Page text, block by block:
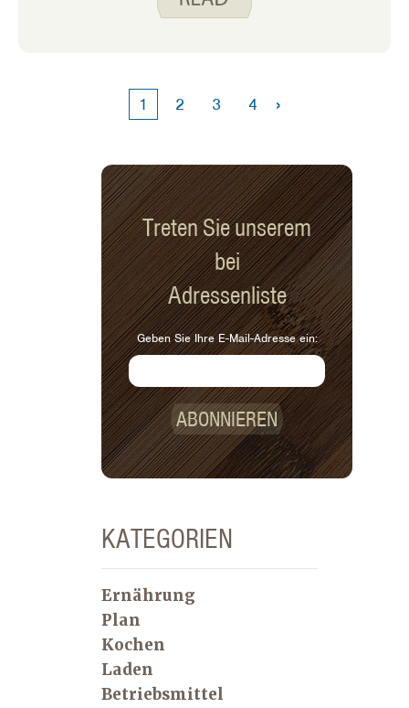
Lebensmittel für eine gute Gesundheit
Informationen zu verstehen. Schauen
Sie sich unser Video zum Lesen des
1 2 3 4 ›
Treten Sie unserem
bei
Adressenliste
Geben Sie Ihre E-Mail-Adresse ein:
ABONNIEREN
KATEGORIEN
Ernährung
Plan
Kochen
Laden
Betriebsmittel